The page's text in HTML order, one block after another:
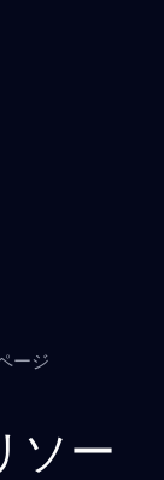
ージ
ソー